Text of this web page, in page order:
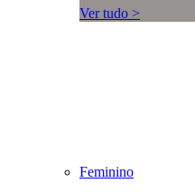
Ver tudo >
Feminino